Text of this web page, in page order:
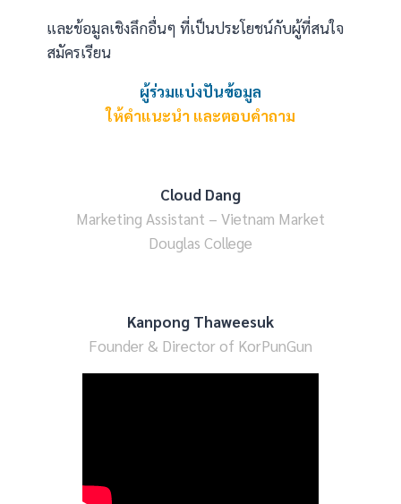
และข้อมูลเชิงลึกอื่นๆ ที่เป็นประโยชน์กับผู้ที่สนใจ
สมัครเรียน
ผู้ร่วมแบ่งปันข้อมูล
ให้คำแนะนำ และตอบคำถาม
Cloud Dang
Marketing Assistant – Vietnam Market
Douglas College
Kanpong Thaweesuk
Founder & Director of KorPunGun